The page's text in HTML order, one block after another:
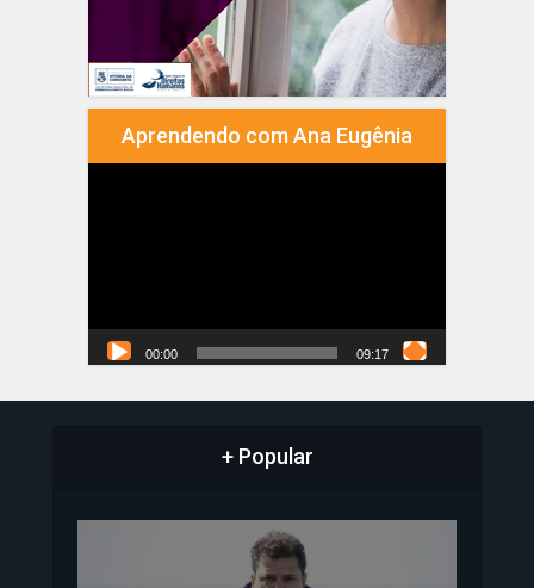
Aprendendo com Ana Eugênia
00:00 09:17
+ Popular